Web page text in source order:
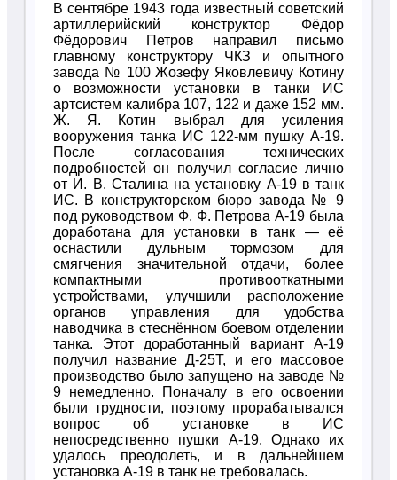
В сентябре 1943 года известный советский
артиллерийский конструктор Фёдор
Фёдорович Петров направил письмо
главному конструктору ЧКЗ и опытного
завода № 100 Жозефу Яковлевичу Котину
о возможности установки в танки ИС
артсистем калибра 107, 122 и даже 152 мм.
Ж. Я. Котин выбрал для усиления
вооружения танка ИС 122-мм пушку А-19.
После согласования технических
подробностей он получил согласие лично
от И. В. Сталина на установку А-19 в танк
ИС. В конструкторском бюро завода № 9
под руководством Ф. Ф. Петрова А-19 была
доработана для установки в танк — её
оснастили дульным тормозом для
смягчения значительной отдачи, более
компактными противооткатными
устройствами, улучшили расположение
органов управления для удобства
наводчика в стеснённом боевом отделении
танка. Этот доработанный вариант А-19
получил название Д-25Т, и его массовое
производство было запущено на заводе №
9 немедленно. Поначалу в его освоении
были трудности, поэтому прорабатывался
вопрос об установке в ИС
непосредственно пушки А-19. Однако их
удалось преодолеть, и в дальнейшем
установка А-19 в танк не требовалась.